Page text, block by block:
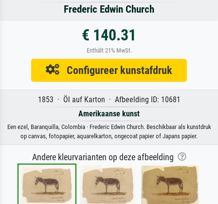
Frederic Edwin Church
€ 140.31
Enthält 21% MwSt.
Configureer kunstafdruk
1853 · Öl auf Karton · Afbeelding ID: 10681
Amerikaanse kunst
Een ezel, Baranquilla, Colombia · Frederic Edwin Church. Beschikbaar als kunstdruk
op canvas, fotopapier, aquarelkarton, ongecoat papier of Japans papier.
Andere kleurvarianten op deze afbeelding